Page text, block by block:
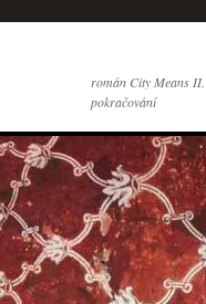
román City Means
pokračování